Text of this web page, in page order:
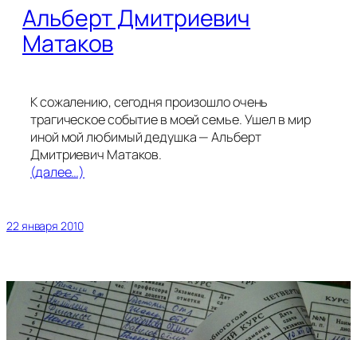
Альберт Дмитриевич
Матаков
К сожалению, сегодня произошло очень
трагическое событие в моей семье. Ушел в мир
иной мой любимый дедушка — Альберт
Дмитриевич Матаков.
(далее…)
22 января 2010